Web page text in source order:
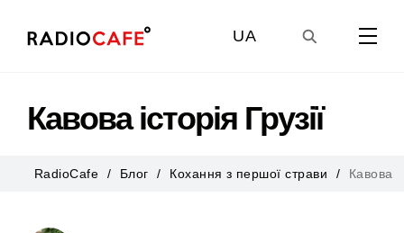
UA
EN
Кавова історія Грузії
RadioCafe Блог Кохання з першої страви Кавова